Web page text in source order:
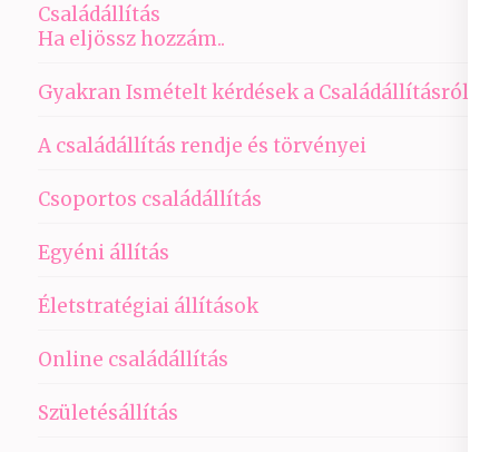
Családállítás
Ha eljössz hozzám..
Gyakran Ismételt kérdések a Családállításról
A családállítás rendje és törvényei
Csoportos családállítás
Egyéni állítás
Életstratégiai állítások
Online családállítás
Születésállítás